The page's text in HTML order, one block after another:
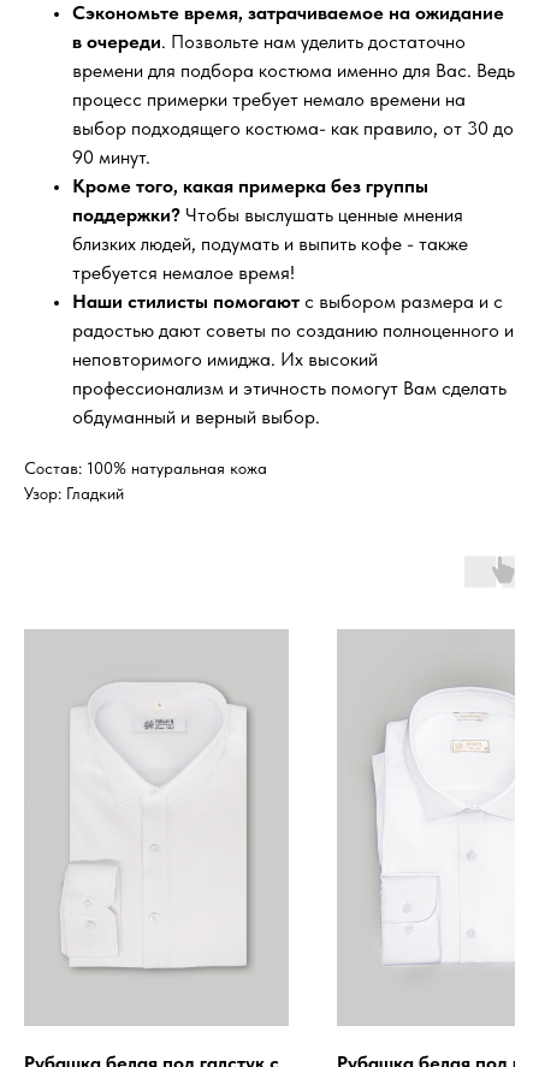
Сэкономьте время, затрачиваемое на ожидание
в очереди. Позвольте нам уделить достаточно
времени для подбора костюма именно для Вас. Ведь
процесс примерки требует немало времени на
выбор подходящего костюма- как правило, от 30 до
90 минут.
Кроме того, какая примерка без группы
поддержки? Чтобы выслушать ценные мнения
близких людей, подумать и выпить кофе - также
требуется немалое время!
Наши стилисты помогают с выбором размера и с
радостью дают советы по созданию полноценного и
неповторимого имиджа. Их высокий
профессионализм и этичность помогут Вам сделать
обдуманный и верный выбор.
Состав: 100% натуральная кожа
Узор: Гладкий